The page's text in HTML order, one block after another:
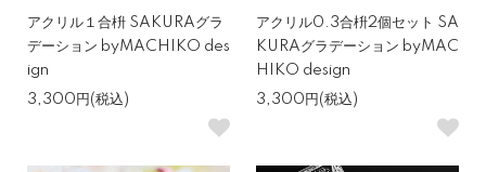
アクリル１合枡 SAKURAグラ
デーション byMACHIKO des
ign
3,300円(税込)
アクリル0.3合枡2個セット SA
KURAグラデーション byMAC
HIKO design
3,300円(税込)